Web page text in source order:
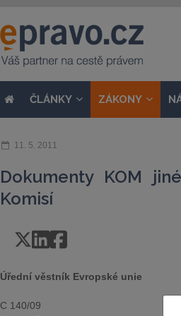
ČLÁNKY ZÁKONY
11. 5. 2011
Dokumenty KOM
Komisí
Úřední věstník Evropské unie
C 140/09